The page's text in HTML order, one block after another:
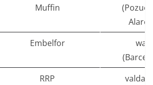
Muffin
Embelfor
wafa
RRP